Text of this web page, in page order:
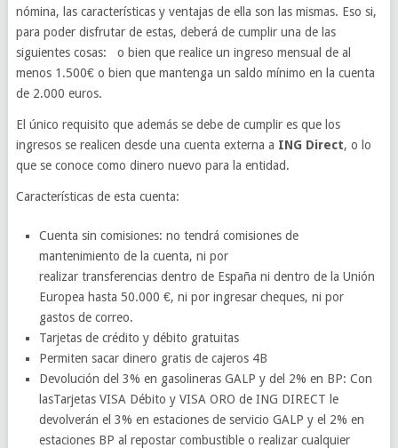
nómina, las características y ventajas de ella son las mismas. Eso si,
para poder disfrutar de estas, deberá de cumplir una de las
siguientes cosas: o bien que realice un ingreso mensual de al
menos 1.500€ o bien que mantenga un saldo mínimo en la cuenta
de 2.000 euros.
El único requisito que además se debe de cumplir es que los
ingresos se realicen desde una cuenta externa a ING Direct, o lo
que se conoce como dinero nuevo para la entidad.
Características de esta cuenta:
Cuenta sin comisiones: no tendrá comisiones de
mantenimiento de la cuenta, ni por
realizar transferencias dentro de España ni dentro de la Unión
Europea hasta 50.000 €, ni por ingresar cheques, ni por
gastos de correo.
Tarjetas de crédito y débito gratuitas
Permiten sacar dinero gratis de cajeros 4B
Devolución del 3% en gasolineras GALP y del 2% en BP: Con
lasTarjetas VISA Débito y VISA ORO de ING DIRECT le
devolverán el 3% en estaciones de servicio GALP y el 2% en
estaciones BP al repostar combustible o realizar cualquier